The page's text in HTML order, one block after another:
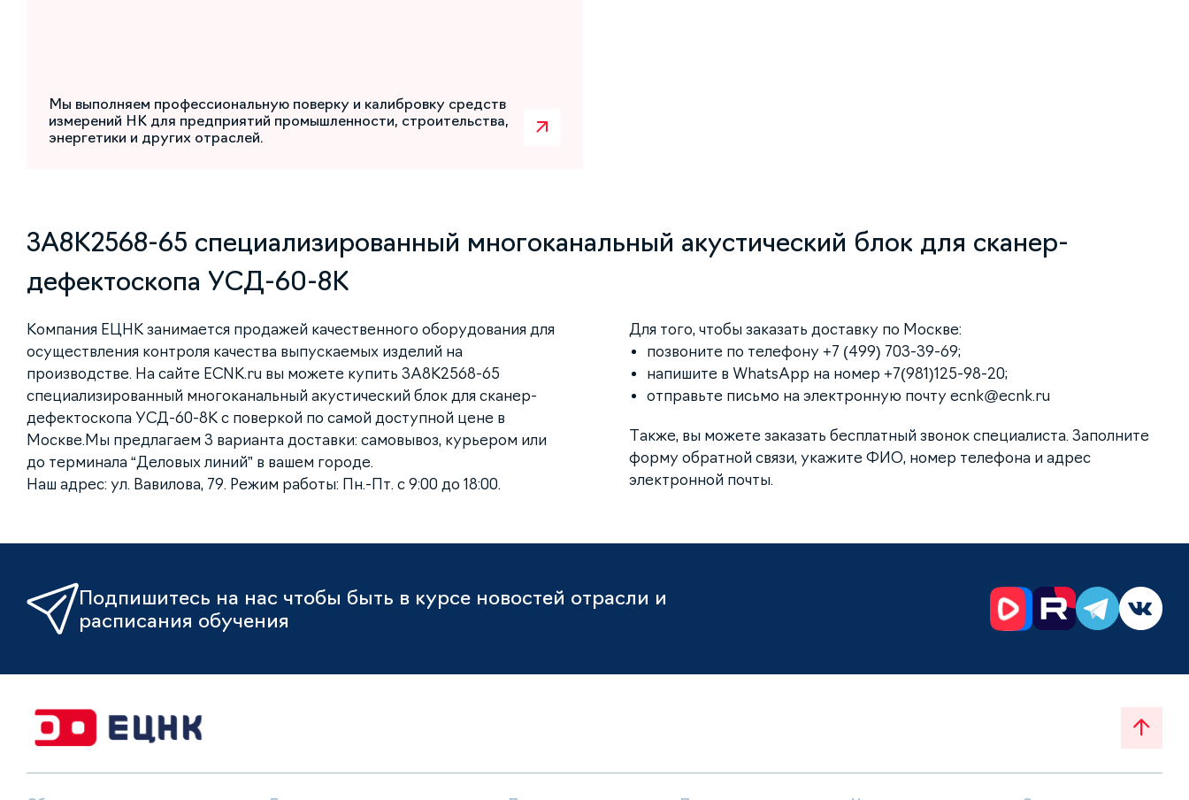
Мы выполняем профессиональную поверку и калибровку средств
измерений НК для предприятий промышленности, строительства,
энергетики и других отраслей.
3A8K2568-65 cпециализированный многоканальный акустический блок для сканер-
дефектоскопа УСД-60-8К
Компания ЕЦНК занимается продажей качественного оборудования для
осуществления контроля качества выпускаемых изделий на
производстве. На сайте ECNK.ru вы можете купить 3A8K2568-65
cпециализированный многоканальный акустический блок для сканер-
дефектоскопа УСД-60-8К с поверкой по самой доступной цене в
Москве.Мы предлагаем 3 варианта доставки: самовывоз, курьером или
до терминала “Деловых линий” в вашем городе.
Наш адрес: ул. Вавилова, 79. Режим работы: Пн.-Пт. с 9:00 до 18:00.
Для того, чтобы заказать доставку по Москве:
позвоните по телефону +7 (499) 703-39-69;
напишите в WhatsApp на номер +7(981)125-98-20;
отправьте письмо на электронную почтуecnk@ecnk.ru
Также, вы можете заказать бесплатный звонок специалиста. Заполните
форму обратной связи, укажите ФИО, номер телефона и адрес
электронной почты.
Подпишитесь на нас чтобы быть в курсе новостей отрасли и
расписания обучения